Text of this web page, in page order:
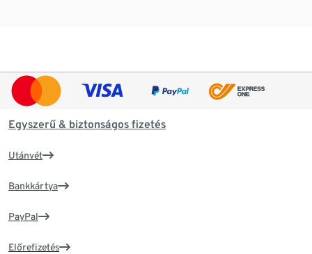
Egyszerű & biztonságos fizetés
Utánvét
Bankkártya
PayPal
Előrefizetés